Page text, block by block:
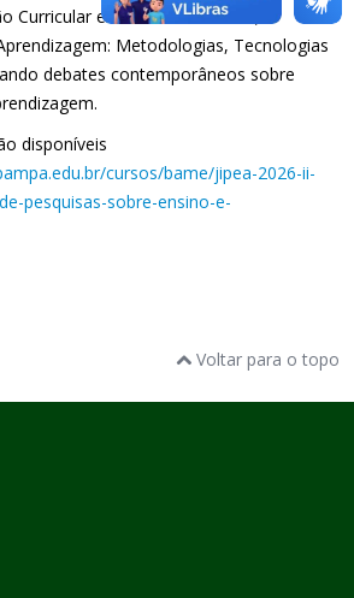
Curricular e Demandas Sociais; e
Metodologias, Tecnologias
debates contemporâneos sobre
disponíveis
cursos/bame/jipea-2026-ii-
pesquisas-sobre-ensino-e-
Voltar para o topo